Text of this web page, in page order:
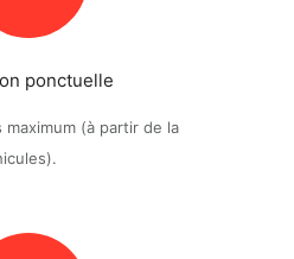
ponctuelle
(à partir de la